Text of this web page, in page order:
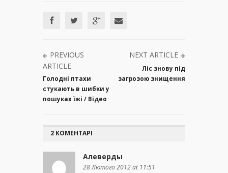
PREVIOUS
ARTICLE
Голодні птахи
стукають в шибки у
пошуках їжі / Відео
NEXT ARTICLE
Ліс знову під
загрозою знищення
2 КОМЕНТАРІ
Алеверды
28 Лютого 2012 at 11:51